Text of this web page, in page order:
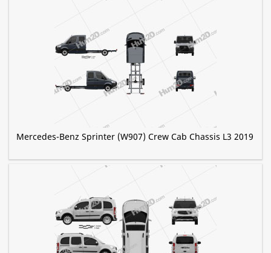
Mercedes-Benz Sprinter (W907) Crew Cab Chassis L3 2019